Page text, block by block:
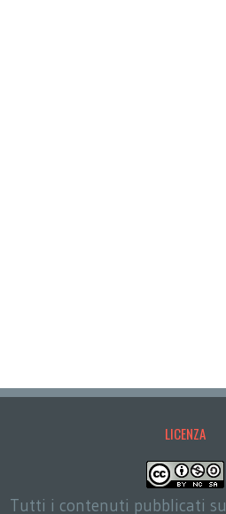
LICENZA
Tutti i contenuti pubblicati